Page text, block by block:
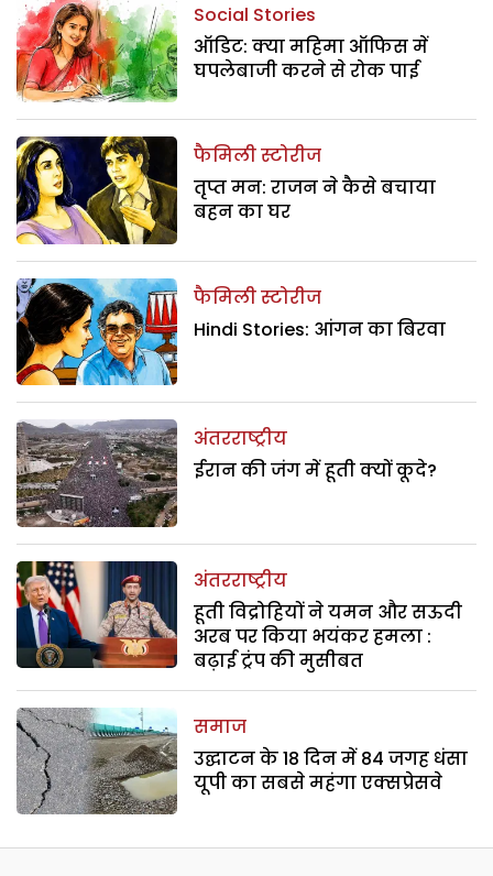
Social Stories
ऑडिट: क्या महिमा ऑफिस में
घपलेबाजी करने से रोक पाई
फैमिली स्टोरीज
तृप्त मन: राजन ने कैसे बचाया
बहन का घर
फैमिली स्टोरीज
Hindi Stories: आंगन का बिरवा
अंतरराष्ट्रीय
ईरान की जंग में हूती क्यों कूदे?
अंतरराष्ट्रीय
हूती विद्रोहियों ने यमन और सऊदी
अरब पर किया भयंकर हमला :
बढ़ाई ट्रंप की मुसीबत
समाज
उद्घाटन के 18 दिन में 84 जगह धंसा
यूपी का सबसे महंगा एक्सप्रेसवे